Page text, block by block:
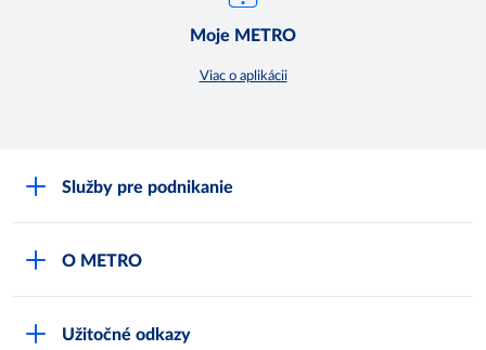
Moje METRO
Viac o aplikácii
Služby pre podnikanie
O METRO
Užitočné odkazy